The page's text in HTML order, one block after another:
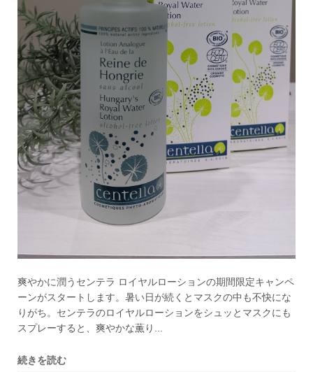
爽やかに潤うセンテラ ロイヤルローションの期間限定キャンペ
ーンがスタートします。暑い日が続くとマスクの中も不快にな
りがち。センテラのロイヤルローションをシュッとマスクにも
スプレーすると、爽やかな薫り...
続きを読む